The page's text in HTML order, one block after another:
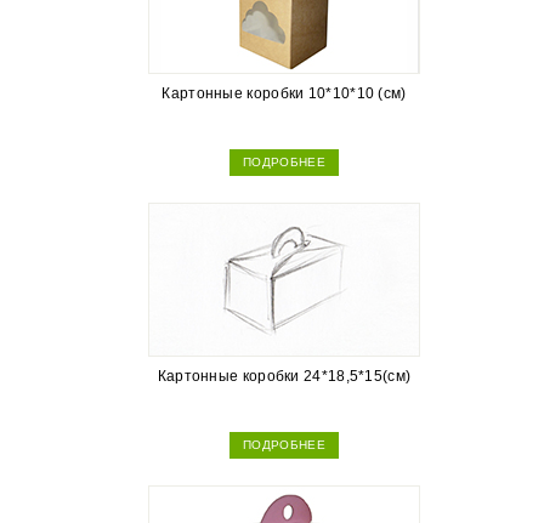
Картонные коробки 10*10*10 (см)
ПОДРОБНЕЕ
Картонные коробки 24*18,5*15(см)
ПОДРОБНЕЕ